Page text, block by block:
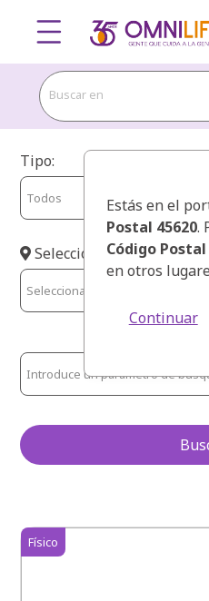
Buscar en
Estás en el
Postal 45620.
Código Postal
en otros
Continuar
Tipo:
Selecciona Estado:
Físico